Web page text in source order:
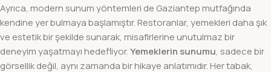
Ayrıca, modern sunum yöntemleri de Gaziantep mutfağında
kendine yer bulmaya başlamıştır. Restoranlar, yemekleri daha şık
ve estetik bir şekilde sunarak, misafirlerine unutulmaz bir
deneyim yaşatmayı hedefliyor.Yemeklerin sunumu, sadece bir
görsellik değil, aynı zamanda bir hikaye anlatımıdır. Her tabak,